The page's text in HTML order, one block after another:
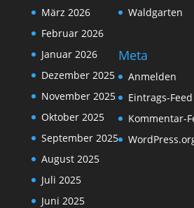
März 2026
Februar 2026
Januar 2026
Dezember 2025
November 2025
Oktober 2025
September 2025
August 2025
Juli 2025
Juni 2025
Waldgarten
Meta
Anmelden
Eintrags-Feed
Kommentar-